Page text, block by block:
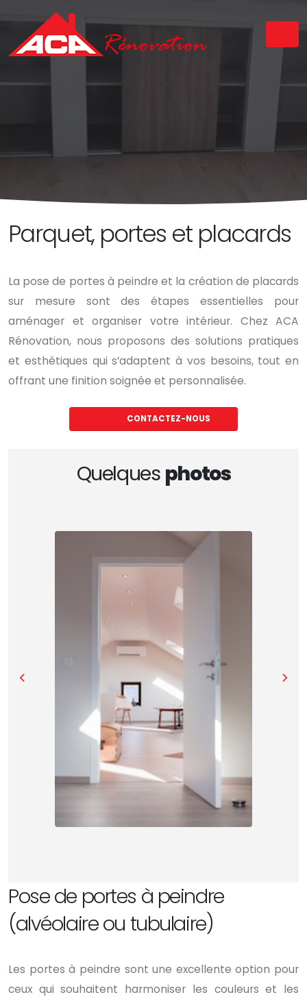
Parquet, portes et placards
La pose de portes à peindre et la création de placards
sur mesure sont des étapes essentielles pour
aménager et organiser votre intérieur. Chez ACA
Rénovation, nous proposons des solutions pratiques
et esthétiques qui s’adaptent à vos besoins, tout en
offrant une finition soignée et personnalisée.
CONTACTEZ-NOUS
Quelques photos
Pose de portes à peindre
(alvéolaire ou tubulaire)
Les portes à peindre sont une excellente option pour
ceux qui souhaitent harmoniser les couleurs et les